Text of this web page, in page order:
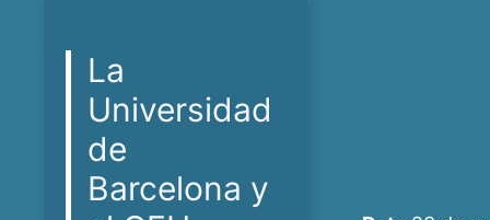
La
Universidad
de
Barcelona y